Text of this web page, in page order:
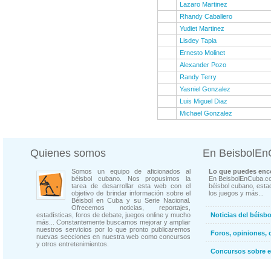
Lazaro Martinez
Rhandy Caballero
Yudiet Martinez
Lisdey Tapia
Ernesto Molinet
Alexander Pozo
Randy Terry
Yasniel Gonzalez
Luis Miguel Diaz
Michael Gonzalez
Quienes somos
Somos un equipo de aficionados al
béisbol cubano. Nos propusimos la
tarea de desarrollar esta web con el
objetivo de brindar información sobre el
Béisbol en Cuba y su Serie Nacional.
Ofrecemos noticias, reportajes,
estadísticas, foros de debate, juegos online y mucho
más... Constantemente buscamos mejorar y ampliar
nuestros servicios por lo que pronto publicaremos
nuevas secciones en nuestra web como concursos
y otros entretenimientos.
En
Lo que puedes
En
béisbol cubano,
los juegos y más...
Noticias del
Foros, opiniones,
Concursos sobre